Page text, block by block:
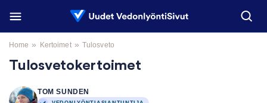
Home » Kertoimet » Tulosveto
Tulosvetokertoimet
TOM SUNDEN